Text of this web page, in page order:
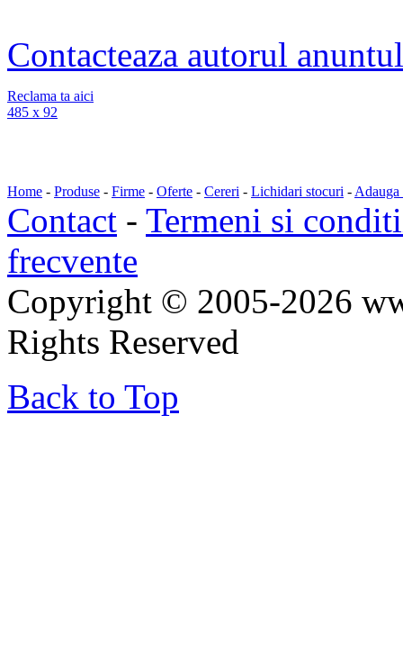
Contacteaza autorul
Reclama ta aici
485 x 92
Home - Produse - Firme - Oferte - Cereri - Lichidari stocuri - Adauga
Contact - Termeni si
frecvente
Copyright © 2005-2026
Rights Reserved
Back to Top